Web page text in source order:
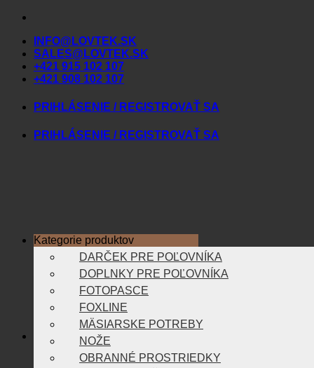
Skip
contentINFO@LOVTEK.SK
SALES@LOVTEK.SK
+421 915 102 107
+421 908 102 107
PRIHLÁSENIE / REGISTROVAŤ SA
PRIHLÁSENIE / REGISTROVAŤ SA
Kategorie produktov
DARČEK PRE POĽOVNÍKA
DOPLNKY PRE POĽOVNÍKA
FOTOPASCE
FOXLINE
MÄSIARSKE POTREBY
NOŽE
OBRANNÉ PROSTRIEDKY